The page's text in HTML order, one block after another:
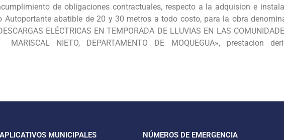
de obligaciones contractuales, respecto a la adquision e
Autoportante abatible de 20 y 30 metros a todo costo, para la obra
ELÉCTRICAS EN TEMPORADA DE LLUVIAS EN LAS
MARISCAL NIETO, DEPARTAMENTO DE MOQUEGUA», prestacion
APLICATIVOS MUNICIPALES
NÚMEROS DE EMERGENCIA